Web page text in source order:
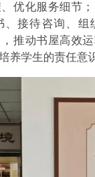
优化服务细节
、接待咨询、组
推动书屋高效
养学生的责任意